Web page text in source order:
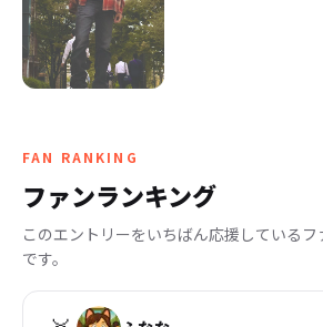
FAN RANKING
ファンランキング
このエントリーをいちばん応援している
です。